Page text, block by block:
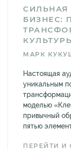
СИЛЬНАЯ
БИЗНЕС:
МАРК
Настоящая
уникальным
моделью
привычный
пятью
ПЕРЕЙТИ И